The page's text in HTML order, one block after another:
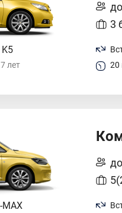
K5
лет
3
20
MAX